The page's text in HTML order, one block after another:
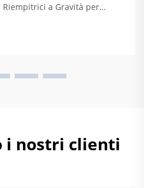
a Gravità per
per versare liquidi leggeri
prodotti come acqua, succo,
i nostri clienti